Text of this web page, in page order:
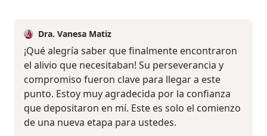
Dra. Vanesa Matiz
¡Qué alegría saber que finalmente encontraron
el alivio que necesitaban! Su perseverancia y
compromiso fueron clave para llegar a este
punto. Estoy muy agradecida por la confianza
que depositaron en mí. Este es solo el comienzo
de una nueva etapa para ustedes.